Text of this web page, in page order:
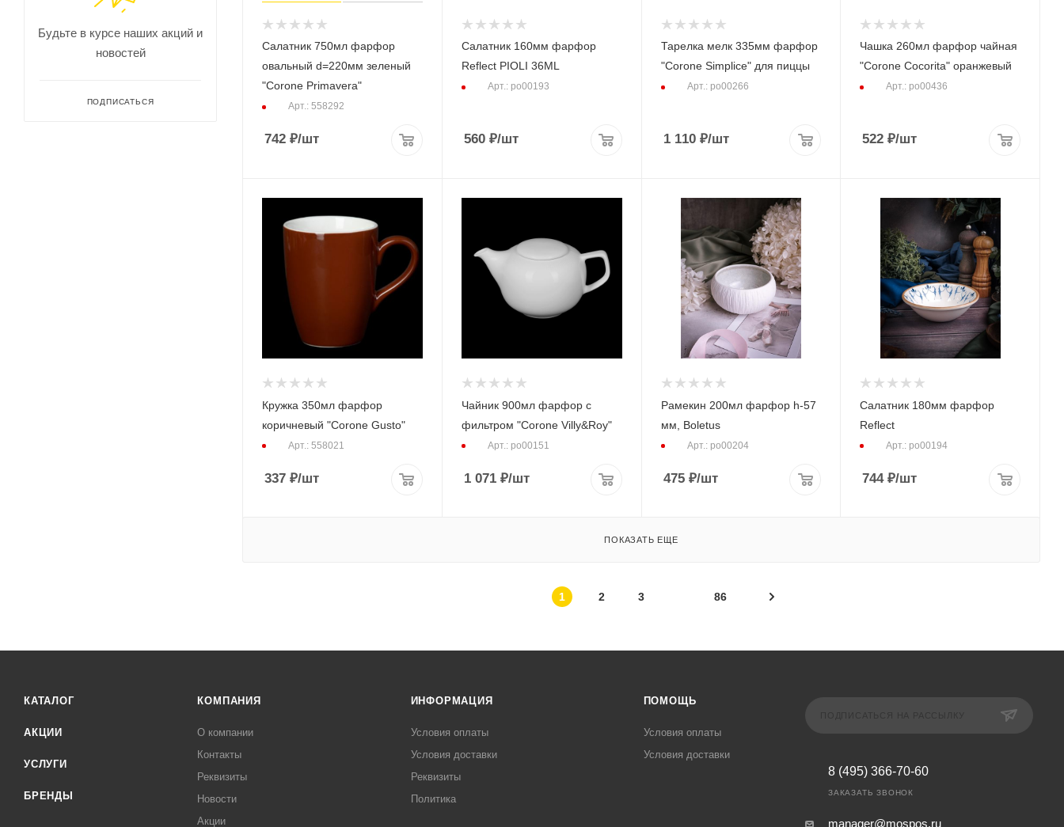
Салатник 750мл фарфор
овальный d=220мм зеленый
"Corone Primavera"
Арт.: 558292
742 ₽/шт
Салатник 160мм фарфор
Reflect PIOLI 36ML
Арт.: po00193
560₽/шт
Тарелка мелк 335мм фарфор
"Corone Simplice" для пиццы
Арт.: po00266
1 110₽/шт
Чашка 260мл фарфор чайная
"Corone Cocorita" оранжевый
Арт.: po00436
522 ₽/шт
Кружка 350мл фарфор
коричневый "Corone Gusto"
Арт.: 558021
337 ₽/шт
Чайник 900мл фарфор с
фильтром "Corone Villy&Roy"
Арт.: po00151
1 071₽/шт
Рамекин 200мл фарфор h-57
мм, Boletus
Арт.: po00204
475₽/шт
Салатник 180мм фарфор
Reflect
Арт.: po00194
744₽/шт
ПОКАЗАТЬ ЕЩЕ
1 2 3 86
Будьте в курсе наших акций и
новостей
ПОДПИСАТЬСЯ
КАТАЛОГ
АКЦИИ
УСЛУГИ
БРЕНДЫ
КОМПАНИЯ
О компании
Контакты
Реквизиты
Новости
Акции
ИНФОРМАЦИЯ
Условия оплаты
Условия доставки
Реквизиты
Политика
ПОМОЩЬ
Условия оплаты
Условия доставки
8 (495) 366-70-60
ЗАКАЗАТЬ ЗВОНОК
manager@mospos.ru